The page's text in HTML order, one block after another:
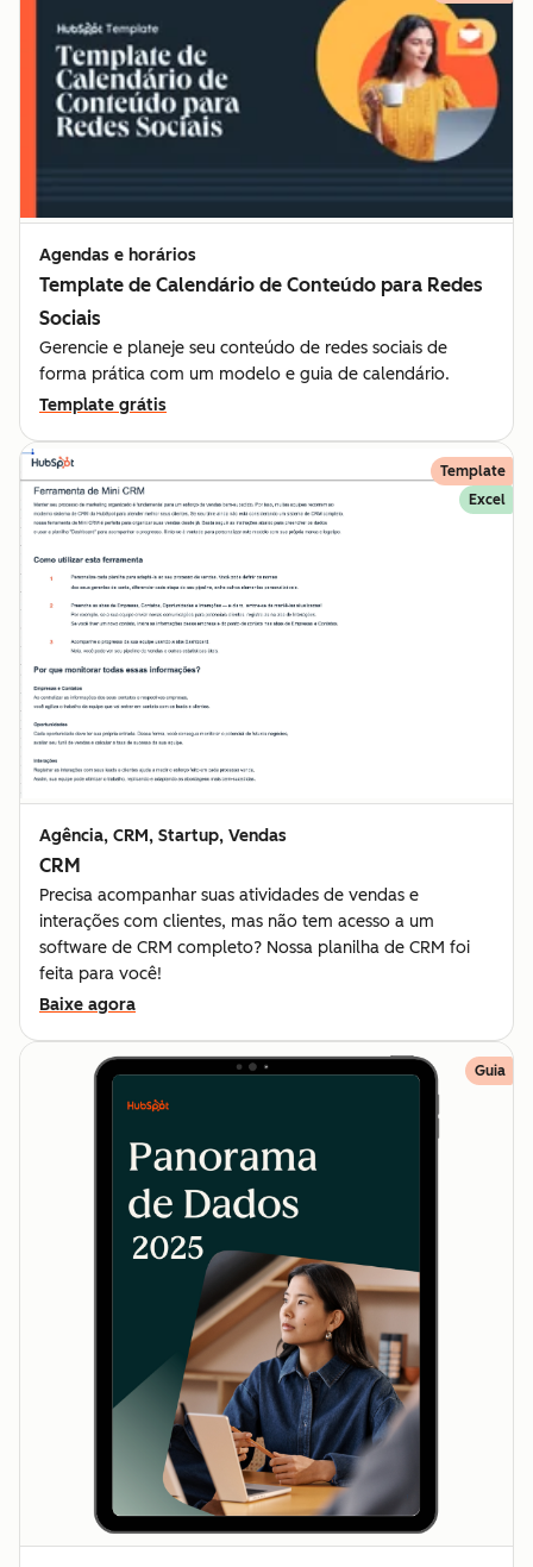
Agendas e horários
Template de Calendário de Conteúdo para Redes
Sociais
Gerencie e planeje seu conteúdo de redes sociais de
forma prática com um modelo e guia de calendário.
Template grátis
Template
Excel
Agência, CRM, Startup, Vendas
CRM
Precisa acompanhar suas atividades de vendas e
interações com clientes, mas não tem acesso a um
software de CRM completo? Nossa planilha de CRM foi
feita para você!
Baixe agora
Guia